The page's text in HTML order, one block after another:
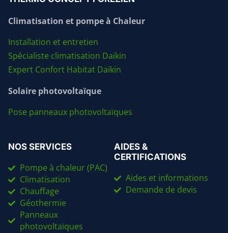
Climatisation et pompe à Chaleur
Installation et entretien
Spécialiste climatisation Daikin
Expert Confort Habitat Daikin
Solaire photovoltaïque
Pose panneaux photovoltaïques
NOS SERVICES
Pompe à chaleur (PAC)
Climatisation
Chauffage
Géothermie
Panneaux
photovoltaïques
AIDES &
CERTIFICATIONS
Aides et informations
Demande de devis